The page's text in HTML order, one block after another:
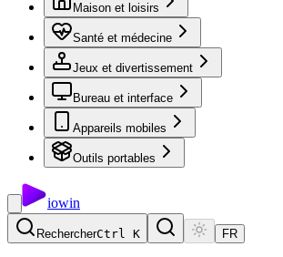
Maison et loisirs
Santé et médecine
Jeux et divertissement
Bureau et interface
Appareils mobiles
Outils portables
iowin
RechercherCtrl K FR